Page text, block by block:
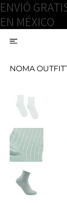
ENVIÓ
EN MÉXICO
NOMA